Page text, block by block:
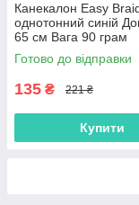
Канекалон Easy
однотонний синій
65 см Вага 90 грам
Низькотемпературний
матеріал 100-150°С
Готово до відправки
135 ₴ 221 ₴
Купити